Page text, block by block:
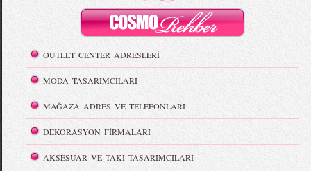
OUTLET CENTER ADRESLERİ
MODA TASARIMCILARI
MAĞAZA ADRES VE TELEFONLARI
DEKORASYON FİRMALARI
AKSESUAR VE TAKI TASARIMCILARI